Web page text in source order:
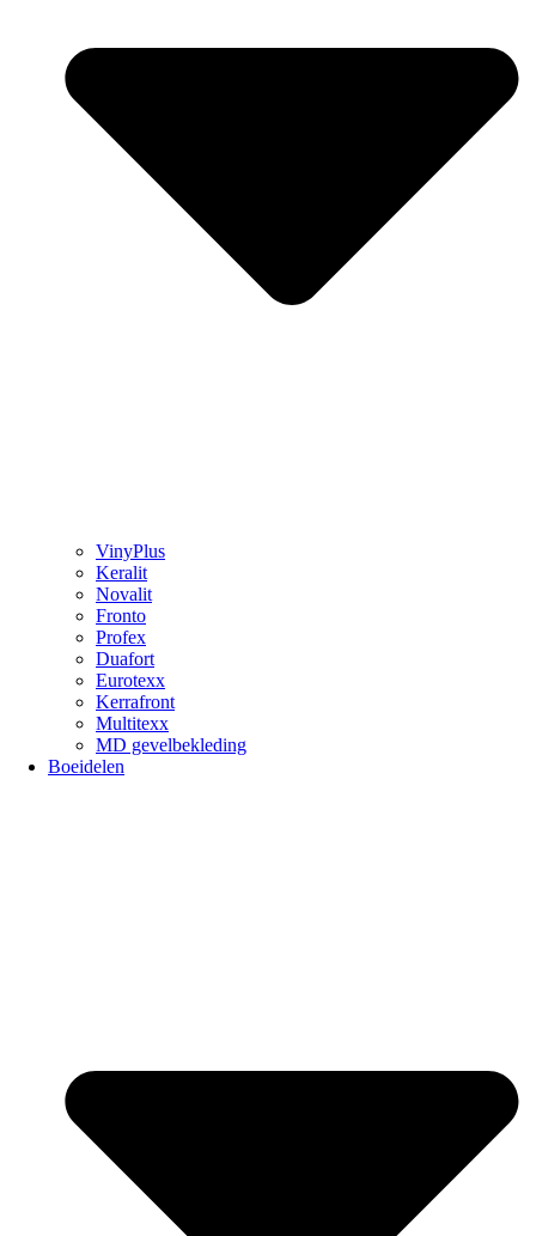
VinyPlus
Keralit
Novalit
Fronto
Profex
Duafort
Eurotexx
Kerrafront
Multitexx
MD gevelbekleding
Boeidelen